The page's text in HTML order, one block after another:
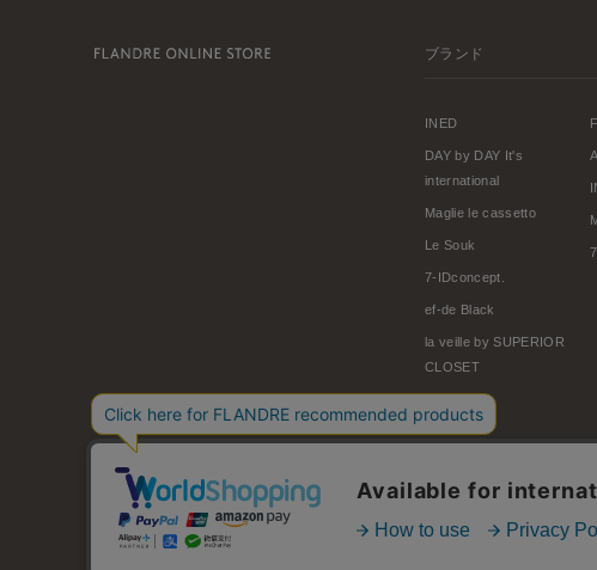
ブランド
INED
DAY by DAY It's
international
Maglie le cassetto
Le Souk
7-IDconcept.
ef-de Black
la veille by SUPERIOR
CLOSET
© FLANDRE CO., LTD.